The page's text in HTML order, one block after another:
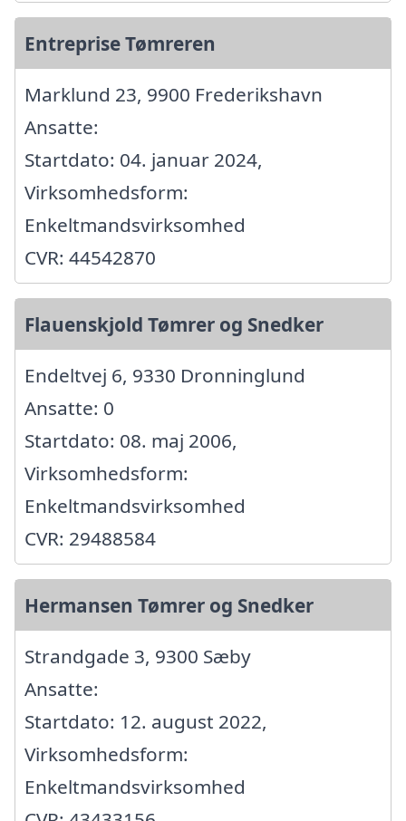
Entreprise Tømreren
Marklund 23, 9900 Frederikshavn
Ansatte:
Startdato: 04. januar 2024,
Virksomhedsform:
Enkeltmandsvirksomhed
CVR: 44542870
Flauenskjold Tømrer og Snedker
Endeltvej 6, 9330 Dronninglund
Ansatte: 0
Startdato: 08. maj 2006,
Virksomhedsform:
Enkeltmandsvirksomhed
CVR: 29488584
Hermansen Tømrer og Snedker
Strandgade 3, 9300 Sæby
Ansatte:
Startdato: 12. august 2022,
Virksomhedsform:
Enkeltmandsvirksomhed